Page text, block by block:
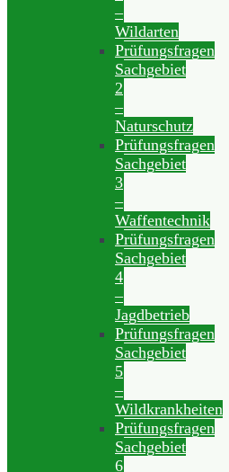
–
Wildarten
Prüfungsfragen
Sachgebiet
2
–
Naturschutz
Prüfungsfragen
Sachgebiet
3
–
Waffentechnik
Prüfungsfragen
Sachgebiet
4
–
Jagdbetrieb
Prüfungsfragen
Sachgebiet
5
–
Wildkrankheiten
Prüfungsfragen
Sachgebiet
6